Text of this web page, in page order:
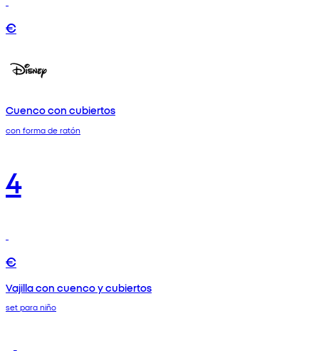
€
Cuenco con cubiertos
con forma de ratón
4
€
Vajilla con cuenco y cubiertos
set para niño